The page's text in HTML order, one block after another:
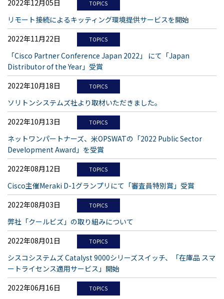
2022年12月05日
TOPICS
リモート接続によるキッティング環境提供サービスを開始
2022年11月22日
TOPICS
「Cisco Partner Conference Japan 2022」 にて「Japan
Distributor of the Year」受賞
2022年10月18日
TOPICS
ソリトンシステムズ社より取材いただきました。
2022年10月13日
TOPICS
ネットワンパートナーズ、米OPSWATの「2022 Public Sector
Development Award」を受賞
2022年08月12日
TOPICS
Cisco主催Meraki D-1グランプリにて「審査員特別賞」受賞
2022年08月03日
TOPICS
弊社「クールビズ」の取り組みについて
2022年08月01日
TOPICS
シスコシステムズ Catalyst 9000シリーズスイッチ、「在庫品 スマ
ートライセンス適用サービス」開始
2022年06月16日
TOPICS